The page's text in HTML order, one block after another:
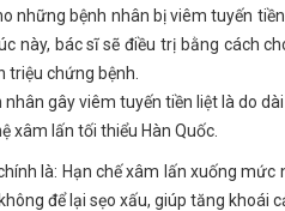
những bệnh nhân bị viêm tuyến
này, bác sĩ sẽ điều trị bằng cách
triệu chứng bệnh.
nhân gây viêm tuyến tiền liệt là do
xâm lấn tối thiểu Hàn Quốc.
là: Hạn chế xâm lấn xuống mức
để lại sẹo xấu, giúp tăng khoái